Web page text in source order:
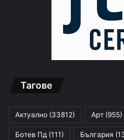
Тагове
Актуално (33812) Арт (955)
Ботев Пд (111) България